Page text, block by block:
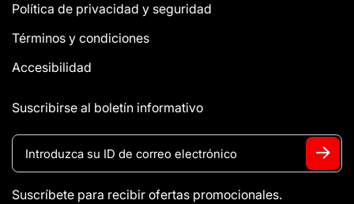
Política de privacidad y seguridad
Términos y condiciones
Accesibilidad
Suscribirse al boletín informativo
Suscríbete para recibir ofertas promocionales.